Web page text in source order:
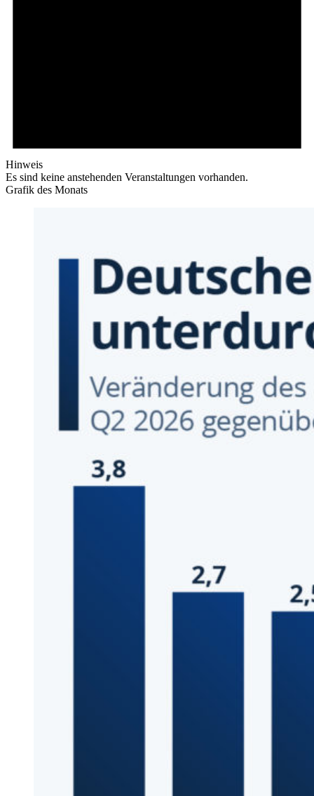
Hinweis
Es sind keine anstehenden Veranstaltungen vorhanden.
Grafik des Monats